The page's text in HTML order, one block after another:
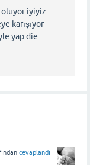
iyiyiz
karışıyor
yap die
cevaplandı